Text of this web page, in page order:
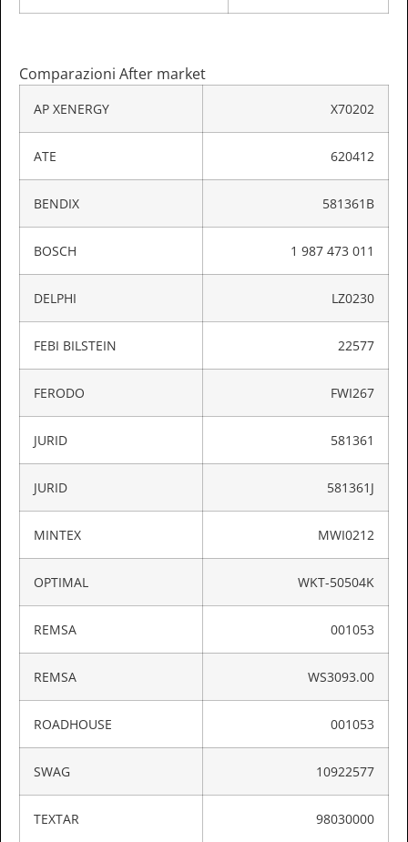
Comparazioni After market
AP XENERGY X70202
ATE 620412
BENDIX 581361B
BOSCH 1 987 473 011
DELPHI LZ0230
FEBI BILSTEIN 22577
FERODO FWI267
JURID 581361
JURID 581361J
MINTEX MWI0212
OPTIMAL WKT-50504K
REMSA 001053
REMSA WS3093.00
ROADHOUSE 001053
SWAG 10922577
TEXTAR 98030000